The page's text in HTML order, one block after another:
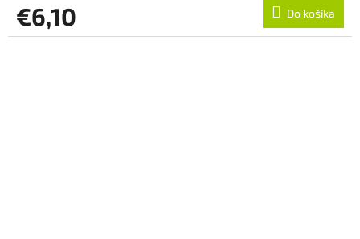
€6,10 Do košíka